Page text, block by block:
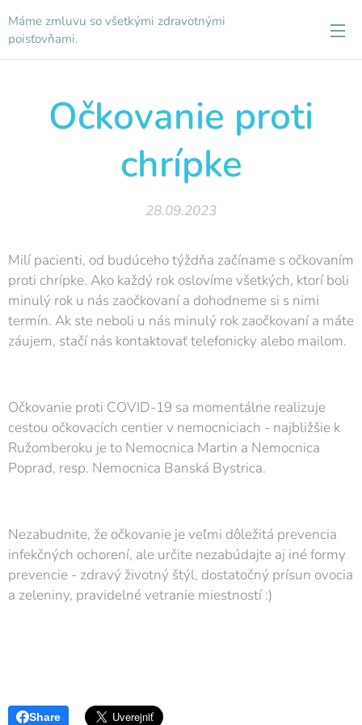
Máme zmluvu so všetkými zdravotnými
poisťovňami.
Očkovanie proti
chrípke
28.09.2023
Milí pacienti, od budúceho týždňa začíname s očkovaním
proti chrípke. Ako každý rok oslovíme všetkých, ktorí boli
minulý rok u nás zaočkovaní a dohodneme si s nimi
termín. Ak ste neboli u nás minulý rok zaočkovaní a máte
záujem, stačí nás kontaktovať telefonicky alebo mailom.
Očkovanie proti COVID-19 sa momentálne realizuje
cestou očkovacích centier v nemocniciach - najbližšie k
Ružomberoku je to Nemocnica Martin a Nemocnica
Poprad, resp. Nemocnica Banská Bystrica.
Nezabudnite, že očkovanie je veľmi dôležitá prevencia
infekčných ochorení, ale určite nezabúdajte aj iné formy
prevencie - zdravý životný štýl, dostatočný prísun ovocia
a zeleniny, pravidelné vetranie miestností :)
Share